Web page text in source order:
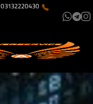
03132220430